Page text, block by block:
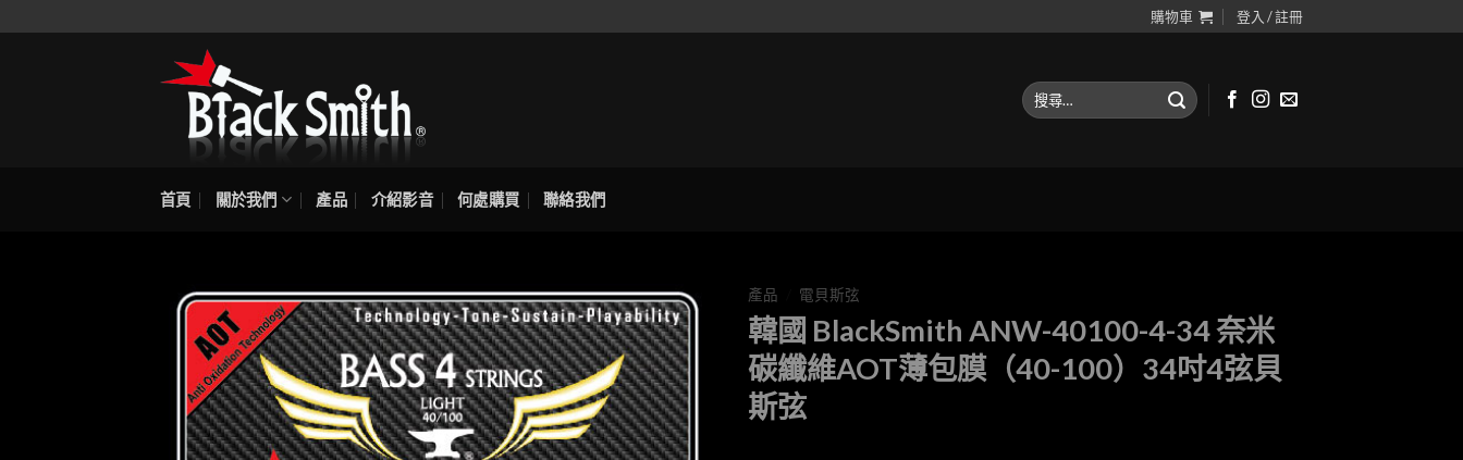
to
購物車 登入 / 註冊
搜
尋
首頁 關於我們 產品 介紹影音 何處購買 聯絡我們
產品 電貝斯弦
韓國 BlackSmith ANW-40100-4-34 奈米
碳纖維AOT薄包膜（40-100）34吋4弦貝
斯弦